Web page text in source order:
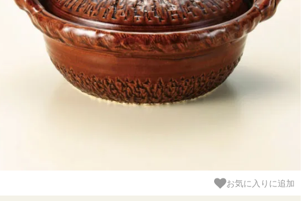
お気に入りに追加